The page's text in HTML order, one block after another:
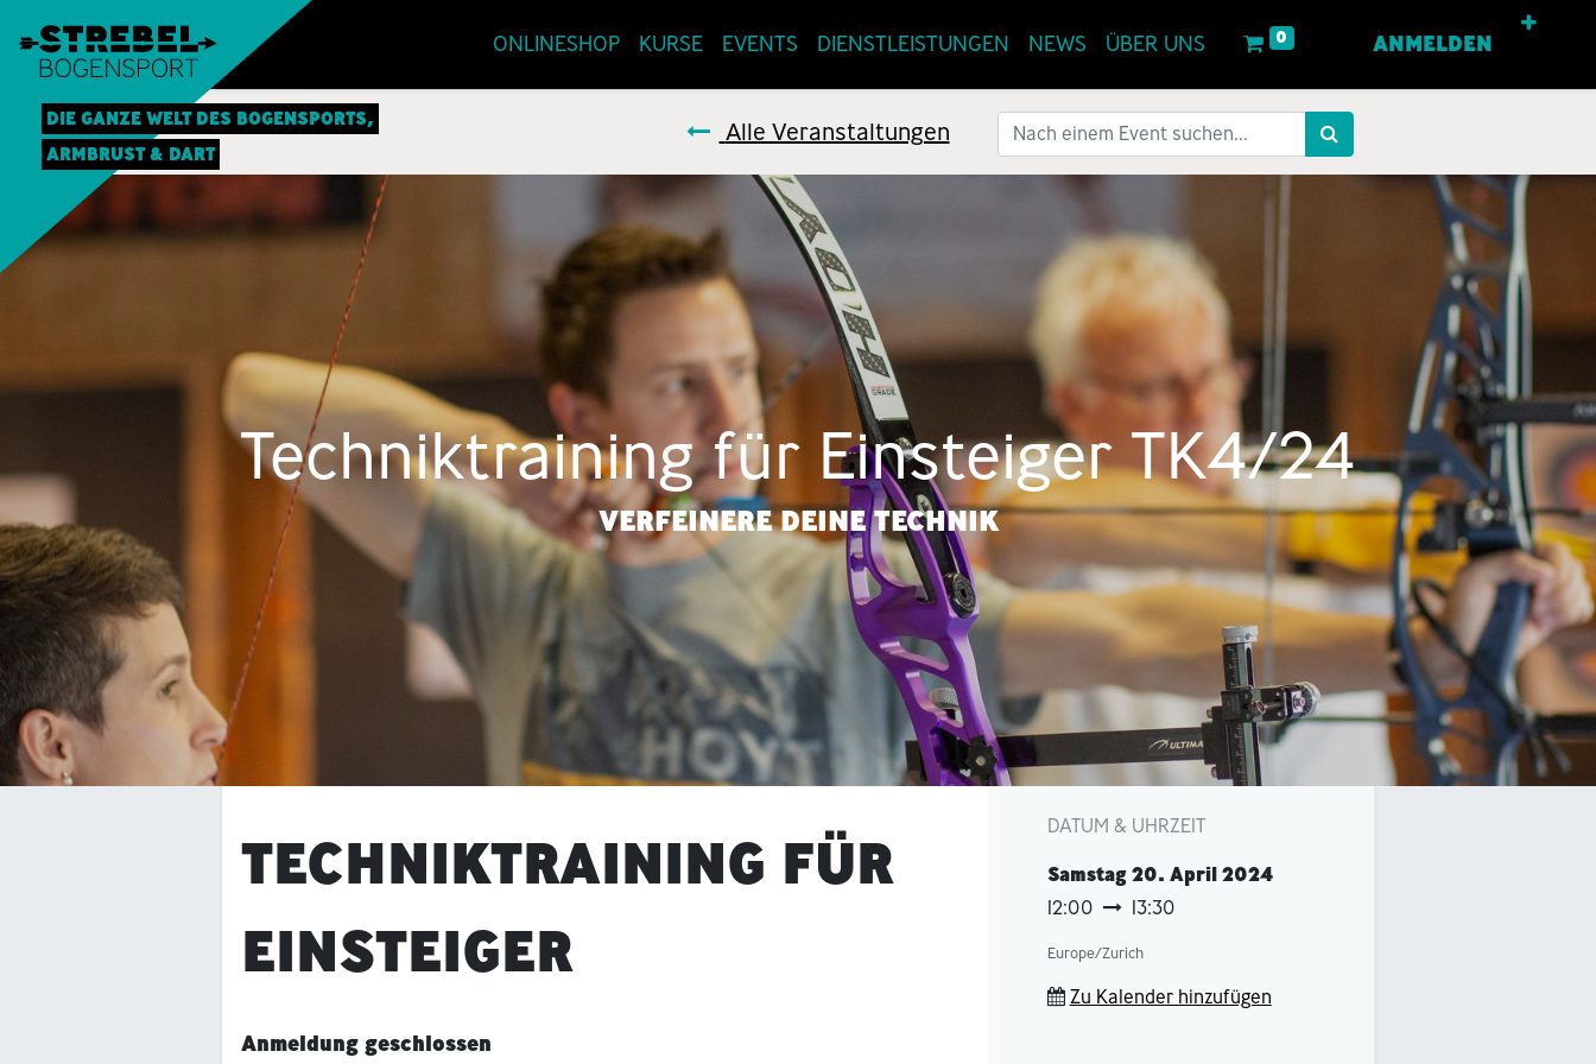
DIE GANZE WELT DES BOGENSPORTS,
ARMBRUST & DART
ONLINESHOP KURSE EVENTS DIENSTLEISTUNGEN NEWS ÜBER UNS 0 ANMELDEN
Alle Veranstaltungen
Techniktraining für Einsteiger TK4/24
VERFEINERE DEINE TECHNIK
TECHNIKTRAINING FÜR
EINSTEIGER
Anmeldung geschlossen
DATUM & UHRZEIT
Samstag 20. April 2024
12:00
13:30
Europe/Zurich
Zu Kalender hinzufügen